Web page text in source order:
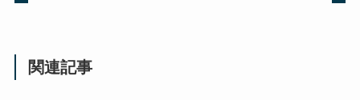
関連記事